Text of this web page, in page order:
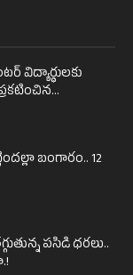
విద్యార్థులకు
బంగారం.. 12
పసిడి ధరలు..